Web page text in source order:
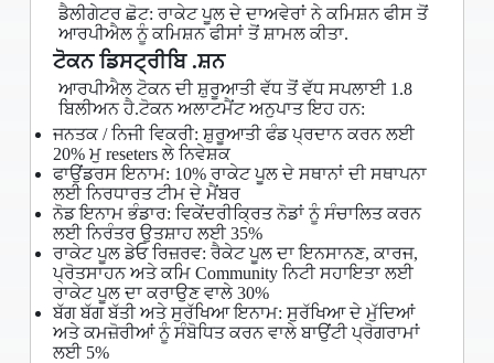
ਡੈਲੀਗੇਟਰ ਛੋਟ: ਰਾਕੇਟ ਪੂਲ ਦੇ ਦਾਅਵੇਰਾਂ ਨੇ ਕਮਿਸ਼ਨ ਫੀਸ ਤੋਂ
ਆਰਪੀਐਲ ਨੂੰ ਕਮਿਸ਼ਨ ਫੀਸਾਂ ਤੋਂ ਸ਼ਾਮਲ ਕੀਤਾ.
ਟੋਕਨ ਡਿਸਟ੍ਰੀਬਿ .ਸ਼ਨ
ਆਰਪੀਐਲ ਟੋਕਨ ਦੀ ਸ਼ੁਰੂਆਤੀ ਵੱਧ ਤੋਂ ਵੱਧ ਸਪਲਾਈ 1.8
ਬਿਲੀਅਨ ਹੈ.ਟੋਕਨ ਅਲਾਟਮੈਂਟ ਅਨੁਪਾਤ ਇਹ ਹਨ:
ਜਨਤਕ / ਨਿਜੀ ਵਿਕਰੀ: ਸ਼ੁਰੂਆਤੀ ਫੰਡ ਪ੍ਰਦਾਨ ਕਰਨ ਲਈ
20% ਮੁ reseters ਲੇ ਨਿਵੇਸ਼ਕ
ਫਾਉਂਡਰਸ ਇਨਾਮ: 10% ਰਾਕੇਟ ਪੂਲ ਦੇ ਸਥਾਨਾਂ ਦੀ ਸਥਾਪਨਾ
ਲਈ ਨਿਰਧਾਰਤ ਟੀਮ ਦੇ ਮੈਂਬਰ
ਨੋਡ ਇਨਾਮ ਭੰਡਾਰ: ਵਿਕੇਂਦਰੀਕ੍ਰਿਤ ਨੋਡਾਂ ਨੂੰ ਸੰਚਾਲਿਤ ਕਰਨ
ਲਈ ਨਿਰੰਤਰ ਉਤਸ਼ਾਹ ਲਈ 35%
ਰਾਕੇਟ ਪੂਲ ਡੇਓ ਰਿਜ਼ਰਵ: ਰੈਕੇਟ ਪੂਲ ਦਾ ਇਨਸਾਨਣ, ਕਾਰਜ,
ਪ੍ਰੋਤਸਾਹਨ ਅਤੇ ਕਮਿ Community ਨਿਟੀ ਸਹਾਇਤਾ ਲਈ
ਰਾਕੇਟ ਪੂਲ ਦਾ ਕਰਾਉਣ ਵਾਲੇ 30%
ਬੱਗ ਬੱਗ ਬੱਤੀ ਅਤੇ ਸੁਰੱਖਿਆ ਇਨਾਮ: ਸੁਰੱਖਿਆ ਦੇ ਮੁੱਦਿਆਂ
ਅਤੇ ਕਮਜ਼ੋਰੀਆਂ ਨੂੰ ਸੰਬੋਧਿਤ ਕਰਨ ਵਾਲੇ ਬਾਉਂਟੀ ਪ੍ਰੋਗਰਾਮਾਂ
ਲਈ 5%